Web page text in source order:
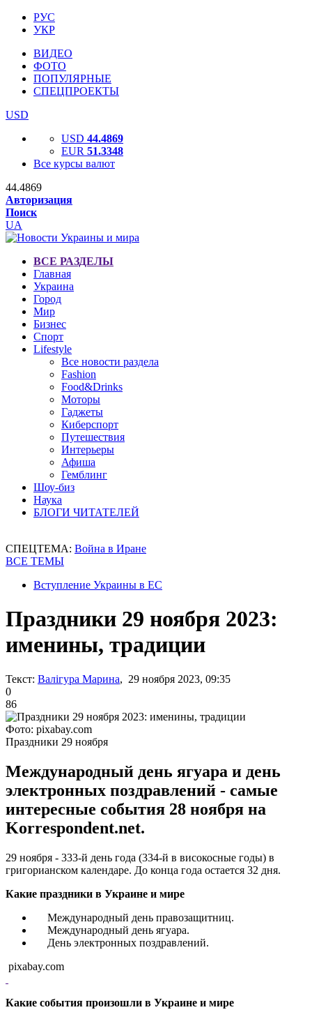
РУС
УКР
ВИДЕО
ФОТО
ПОПУЛЯРНЫЕ
СПЕЦПРОЕКТЫ
USD
USD 44.4869
EUR 51.3348
Все курсы валют
44.4869
Авторизация
Поиск
UA
ВСЕ РАЗДЕЛЫ
Главная
Украина
Город
Мир
Бизнес
Спорт
Lifestyle
Все новости раздела
Fashion
Food&Drinks
Моторы
Гаджеты
Киберспорт
Путешествия
Интерьеры
Афиша
Гемблинг
Шоу-биз
Наука
БЛОГИ ЧИТАТЕЛЕЙ
СПЕЦТЕМА: Война в Иране
ВСЕ ТЕМЫ
Вступление Украины в ЕС
Праздники 29 ноября 2023:
именины, традиции
Текст: Валігура Марина, 29 ноября 2023, 09:35
0
86
Фото: pixabay.com
Праздники 29 ноября
Международный день ягуара и день
электронных поздравлений - самые
интересные события 28 ноября на
Korrespondent.net.
29 ноября - 333-й день года (334-й в високосные годы) в
григорианском календаре. До конца года остается 32 дня.
Какие праздники в Украине и мире
Международный день правозащитниц.
Международный день ягуара.
День электронных поздравлений.
pixabay.com
Какие события произошли в Украине и мире